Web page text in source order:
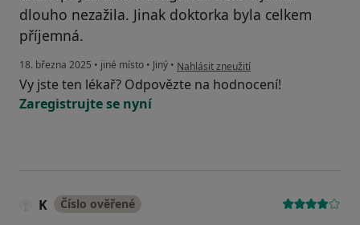
dlouho nezažila. Jinak doktorka byla celkem
příjemná.
18. března 2025 • jiné místo • Jiný • podle názoru uživatele N.R.
Nahlásit zneužití
Vy jste ten lékař? Odpovězte na hodnocení!
Zaregistrujte se nyní
K Číslo ověřené